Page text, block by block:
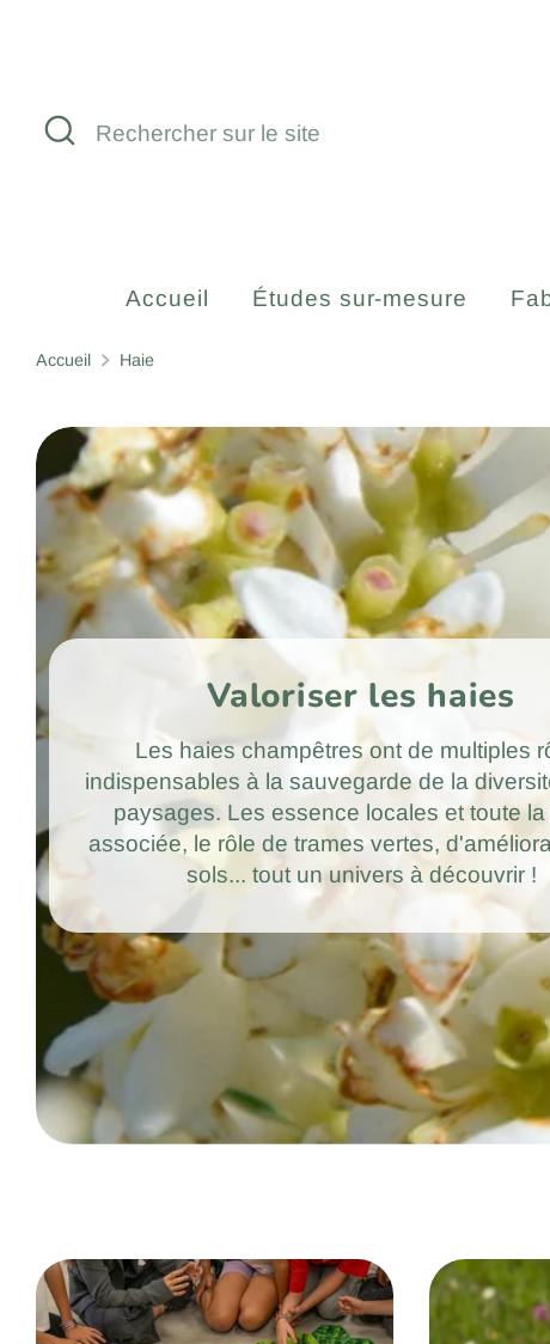
Recherche
Rechercher
Accueil Études sur-mesure
Accueil Haie
Valoriser les haies
Les haies champêtres ont de multiples
indispensables à la sauvegarde de la
paysages. Les essence locales et toute la
associée, le rôle de trames vertes,
sols... tout un univers à découvrir !